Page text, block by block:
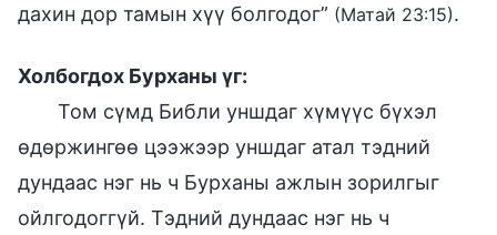
дахин дор тамын хүү болгодог” (Матай 23:15).
Холбогдох Бурханы үг:
Том сүмд Библи уншдаг хүмүүс бүхэл
өдөржингөө цээжээр уншдаг атал тэдний
дундаас нэг нь ч Бурханы ажлын зорилгыг
ойлгодоггүй. Тэдний дундаас нэг нь ч